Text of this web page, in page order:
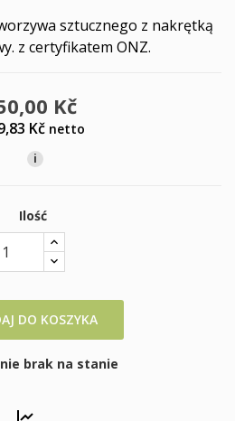
sztucznego z nakrętką
z certyfikatem ONZ.
Kč
Kč netto
i
Ilość
DO KOSZYKA
brak na stanie